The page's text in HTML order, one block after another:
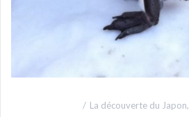
La découverte du Japon,